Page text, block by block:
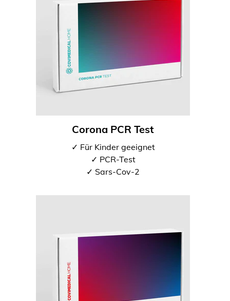
Corona PCR Test
✓ Für Kinder geeignet
✓ PCR-Test
✓ Sars-Cov-2